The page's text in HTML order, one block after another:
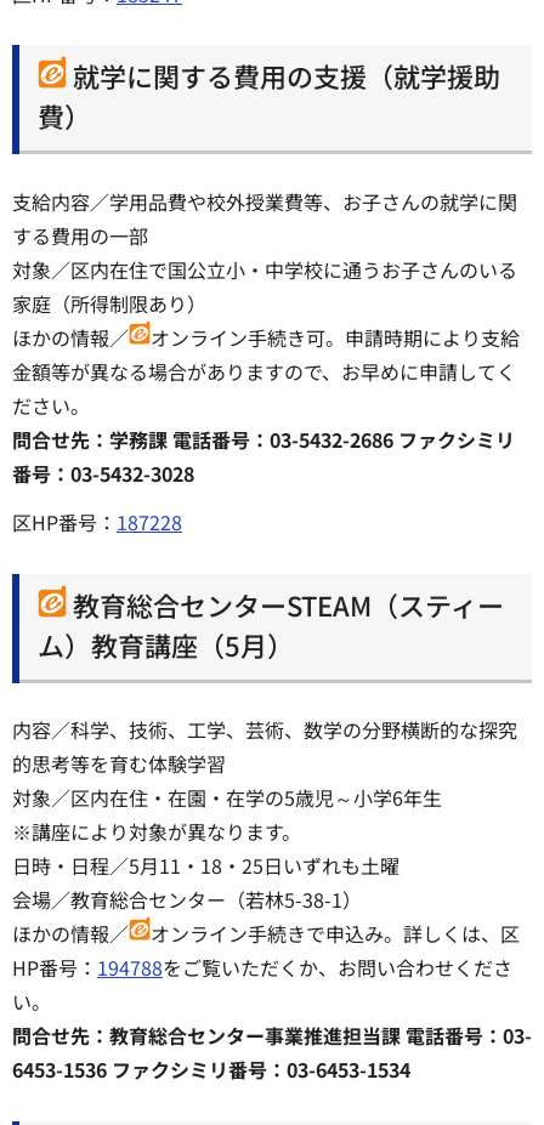
就学に関する費用の支援（就学援助
費）
支給内容／学用品費や校外授業費等、お子さんの就学に関
する費用の一部
対象／区内在住で国公立小・中学校に通うお子さんのいる
家庭（所得制限あり）
ほかの情報／
オンライン手続き可。申請時期により支給
金額等が異なる場合がありますので、お早めに申請してく
ださい。
問合せ先：学務課 電話番号：03-5432-2686 ファクシミリ
番号：03-5432-3028
区HP番号： 187228
教育総合センターSTEAM（スティー
ム）教育講座（5月）
内容／科学、技術、工学、芸術、数学の分野横断的な探究
的思考等を育む体験学習
対象／区内在住・在園・在学の5歳児～小学6年生
※講座により対象が異なります。
日時・日程／5月11・18・25日いずれも土曜
会場／教育総合センター（若林5-38-1）
ほかの情報／
オンライン手続きで申込み。詳しくは、区
HP番号： 194788をご覧いただくか、お問い合わせくださ
い。
問合せ先：教育総合センター事業推進担当課 電話番号：03-
6453-1536 ファクシミリ番号：03-6453-1534